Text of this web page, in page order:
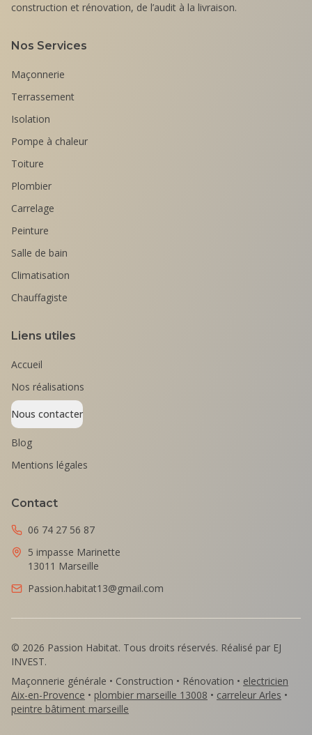
construction et rénovation, de l’audit à la livraison.
Nos Services
Maçonnerie
Terrassement
Isolation
Pompe à chaleur
Toiture
Plombier
Carrelage
Peinture
Salle de bain
Climatisation
Chauffagiste
Liens utiles
Accueil
Nos réalisations
Nous contacter
Blog
Mentions légales
Contact
06 74 27 56 87
5 impasse Marinette
13011 Marseille
Passion.habitat13@gmail.com
© 2026 Passion Habitat. Tous droits réservés. Réalisé par EJ
INVEST.
Maçonnerie générale • Construction • Rénovation • electricien
Aix-en-Provence • plombier marseille 13008 • carreleur Arles •
peintre bâtiment marseille